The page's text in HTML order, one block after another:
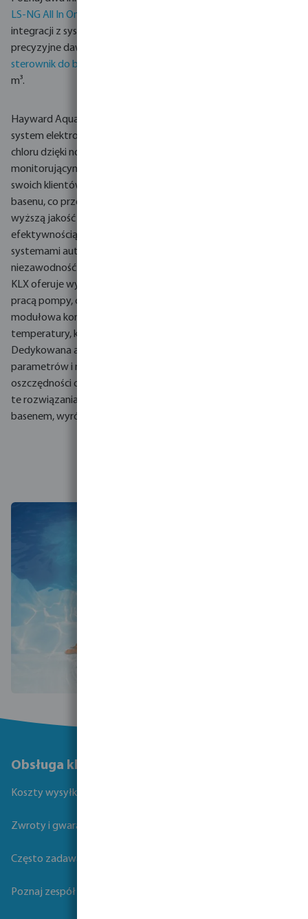
LS-NG All In One
integracji z systemami automatyki budynkowej gwarantuje
precyzyjne dawkowanie chloru, oraz system
sterownik do basenów
m³.
Hayward Aquarite HC-LS-NG All In One
system elektrolizy soli, gwarantujący precyzyjne dawkowanie
chloru dzięki nowoczesnej elektronice i czujnikom
monitorującym parametry wody. Instalując to rozwiązanie u
swoich klientów, zapewnisz im automatyczną dezynfekcję
basenu, co przekłada się na obniżenie kosztów operacyjnych i
wyższą jakość usług. Urządzenie cechuje się wysoką
efektywnością energetyczną oraz łatwą integracją z
systemami automatyki budynkowej, co gwarantuje
niezawodność nawet w najbardziej wymagających warunkach.
KLX oferuje wyjątkową elektrolizę soli już od 3 g/l, steruje
pracą pompy, oświetleniem LED (do 50 W) i lampą UV, a
modułowa konstrukcja umożliwia rozbudowę o pomiar
temperatury, kontrolę pH i redox oraz moduł Wi-Fi.
Dedykowana aplikacja pozwala na pełne zarządzanie, zmianę
parametrów i monitorowanie statystyk, co przekłada się na
oszczędności operacyjne i wyższą jakość usług. Inwestując w
te rozwiązania, zwiększysz efektywność zarządzania
basenem, wyróżniając swoją ofertę.
Obsługa klienta
Koszty wysyłki
Zwroty i gwarancje
Często zadawane pytania
Poznaj zespół Bevo